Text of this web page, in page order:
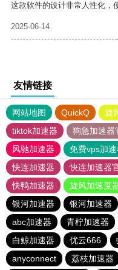
这款软件的设计非常人性化，
2025-06-14
友情链接
网站地图 QuickQ 旋
tiktok加速器
狗急加速器
风驰加速器
免费vps加
快连加速器
快连加速器
快鸭加速器
旋风加速度
银河加速器
银河加速器
abc加速器
青柠加速器
白鲸加速器
优云666
anyconnect
荔枝加速器